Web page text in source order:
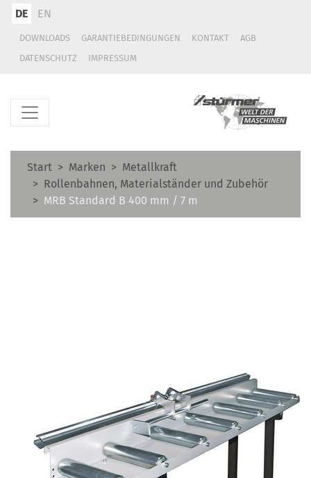
DE EN
DOWNLOADS GARANTIEBEDINGUNGEN KONTAKT
AGB
DATENSCHUTZ
IMPRESSUM
Start Marken
Metallkraft
Rollenbahnen, Materialständer und Zubehör
MRB Standard B 400 mm / 7 m